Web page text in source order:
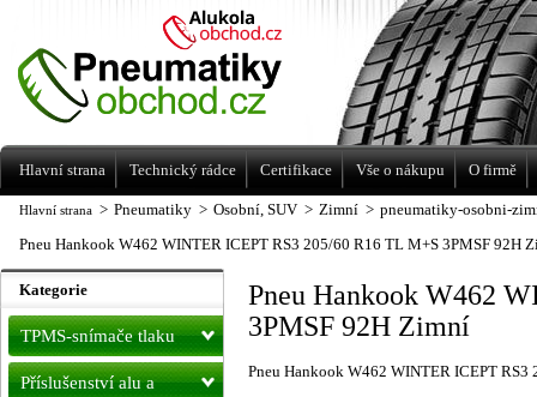
Hlavní strana > Pneumatiky > Osobní, SUV > Zimní > pneumatiky-osobni-
Pneu Hankook W462 WINTER ICEPT RS3 205/60 R16 TL M+S 3PMSF 92H
Pneu Hankook W462
3PMSF 92H Zimní
Pneu Hankook W462 WINTER ICEPT
Kategorie
TPMS-snímače tlaku
Příslušenství alu a
Levné pneumatiky letní, zimní, Alu kola
a litá kola Racing Line
Hlavní strana Technický rádce Certifikace Vše o nákupu O firmě